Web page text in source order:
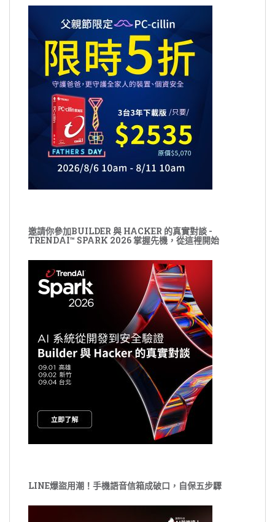
邀請你參加BUILDER 與 HACKER 的真實對談 -
TRENDAI™ SPARK 2026 掌握先機，從這裡開始
LINE爆盜用潮！手機語音信箱成破口，自保五步驟